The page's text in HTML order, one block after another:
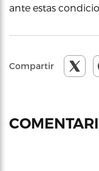
ante estas
Compartir